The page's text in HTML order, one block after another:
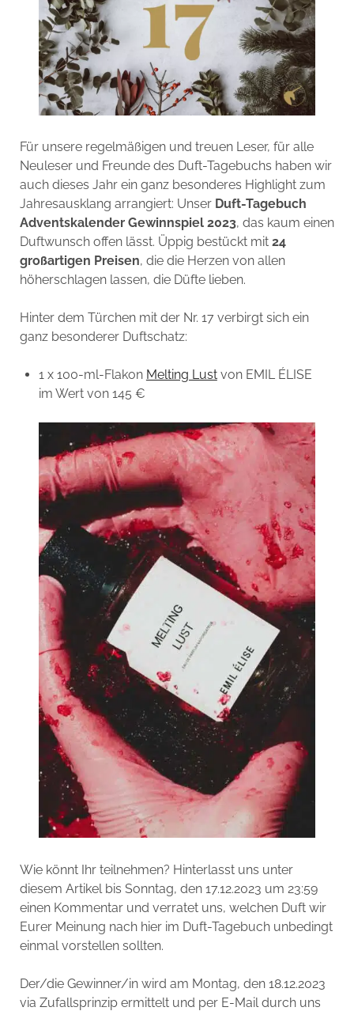
Für unsere regelmäßigen und treuen Leser, für alle
Neuleser und Freunde des Duft-Tagebuchs haben wir
auch dieses Jahr ein ganz besonderes Highlight zum
Jahresausklang arrangiert: Unser Duft-Tagebuch
Adventskalender Gewinnspiel 2023, das kaum einen
Duftwunsch offen lässt. Üppig bestückt mit 24
großartigen Preisen, die die Herzen von allen
höherschlagen lassen, die Düfte lieben.
Hinter dem Türchen mit der Nr. 17 verbirgt sich ein
ganz besonderer Duftschatz:
1 x 100-ml-Flakon Melting Lustvon EMIL ÉLISE
im Wert von 145 €
Wie könnt Ihr teilnehmen? Hinterlasst uns unter
diesem Artikel bis Sonntag, den 17.12.2023 um 23:59
einen Kommentar und verratet uns, welchen Duft wir
Eurer Meinung nach hier im Duft-Tagebuch unbedingt
einmal vorstellen sollten.
Der/die Gewinner/in wird am Montag, den 18.12.2023
via Zufallsprinzip ermittelt und per E-Mail durch uns